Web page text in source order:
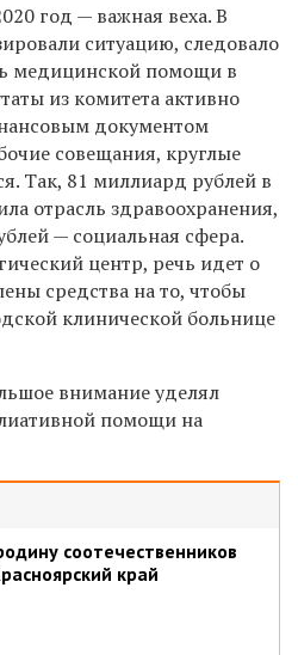
год — важная веха. В
ситуацию, следовало
медицинской помощи в
из комитета активно
документом
совещания, круглые
Так, 81 миллиард рублей в
отрасль здравоохранения,
— социальная сфера.
центр, речь идет о
средства на то, чтобы
клинической больнице
внимание уделял
помощи на
соотечественников
край